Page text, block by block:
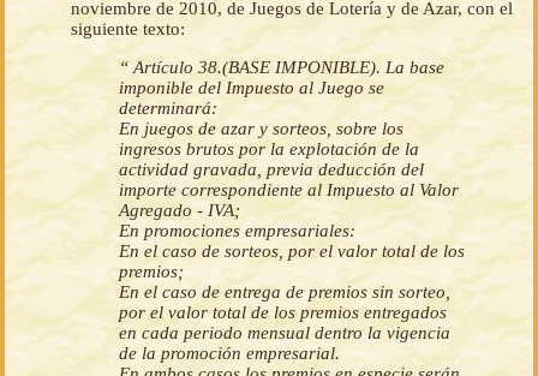
noviembre de 2010, de Juegos de Lotería y de Azar, con el
siguiente texto:
“ Artículo 38.(BASE IMPONIBLE). La base
imponible del Impuesto al Juego se
determinará:
En juegos de azar y sorteos, sobre los
ingresos brutos por la explotación de la
actividad gravada, previa deducción del
importe correspondiente al Impuesto al Valor
Agregado - IVA;
En promociones empresariales:
En el caso de sorteos, por el valor total de los
premios;
En el caso de entrega de premios sin sorteo,
por el valor total de los premios entregados
en cada periodo mensual dentro la vigencia
de la promoción empresarial.